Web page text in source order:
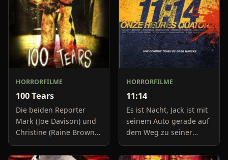
HORRORFILME
100 Tears
Die beiden Reporter
Mark (Joe Davison) und
Christine (Raine Brown)
haben keine Lust mehr
auf belanglose
HORRORFILME
11:14
Es ist Nacht, Jack ist mit
seinem Auto gerade auf
dem Weg zu seiner
Freundin, um diese
abzuholen. Die Uhr im